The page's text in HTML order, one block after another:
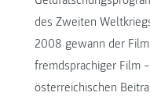
des Zweiten
2008 gewann der
fremdsprachiger Film
österreichischen